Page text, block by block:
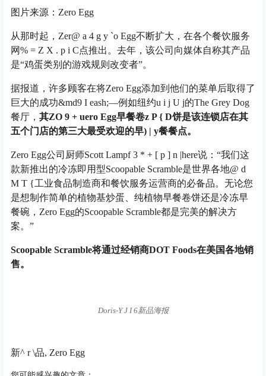
图片来源：Zero Egg
从那时起，Zer@ a 4 g y `o Egg不断扩大，在各个餐饮服务
网% = Z X . p i C点推出。去年，该公司向媒体自称其产品
是“鸡蛋类别的游戏规则改变者”。
据报道，许多顾客在将Zero Egg添加到他们的菜单后取得了
巨大的成功&md9 I eash;—例如纽约u i j U j的The Grey Dog
餐厅， 其ZO 9 + uero Egg早餐卷z P { D饼是该连锁店在其
五个门店的第三大最受欢迎的早) | y餐餐点。
Zero Egg公司厨师Scott Lampf 3 * + [ p ] n |here说：“我们这
款新推出的冷冻即用型Scoopable Scramble是世界各地@ d
M T {工业食品制造商和餐饮服务运营商的必备品。无论您
是想制作简单的植物基炒蛋、纯植物早餐卷饼还是冷冻早
餐碗，Zero Egg的Scoopable Scramble都是完美的解决方
案。”
Scoopable Scramble将通过经销商DOT Foods在美国各地销
售。
Doris-Y J I 6新品海报
新^ r \品, Zero Egg